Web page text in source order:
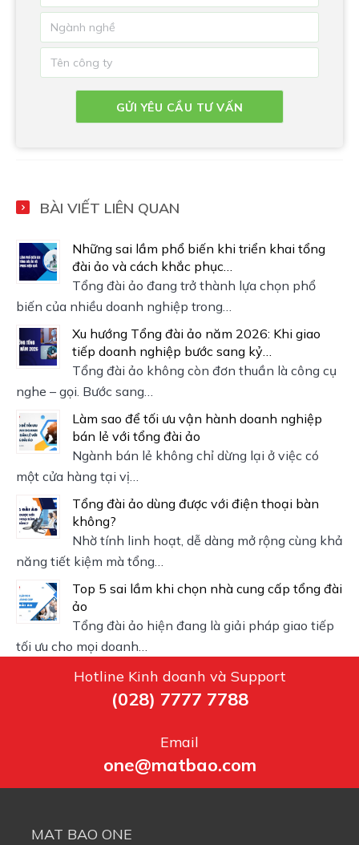
BÀI VIẾT LIÊN QUAN
Những sai lầm phổ biến khi triển khai tổng
đài ảo và cách khắc phục…
Tổng đài ảo đang trở thành lựa chọn phổ
biến của nhiều doanh nghiệp trong…
Xu hướng Tổng đài ảo năm 2026: Khi giao
tiếp doanh nghiệp bước sang kỷ…
Tổng đài ảo không còn đơn thuần là công cụ
nghe – gọi. Bước sang…
Làm sao để tối ưu vận hành doanh nghiệp
bán lẻ với tổng đài ảo
Ngành bán lẻ không chỉ dừng lại ở việc có
một cửa hàng tại vị…
Tổng đài ảo dùng được với điện thoại bàn
không?
Nhờ tính linh hoạt, dễ dàng mở rộng cùng khả
năng tiết kiệm mà tổng…
Top 5 sai lầm khi chọn nhà cung cấp tổng đài
ảo
Tổng đài ảo hiện đang là giải pháp giao tiếp
tối ưu cho mọi doanh…
Hotline Kinh doanh và Support
(028) 7777 7788
Email
one@matbao.com
MAT BAO ONE